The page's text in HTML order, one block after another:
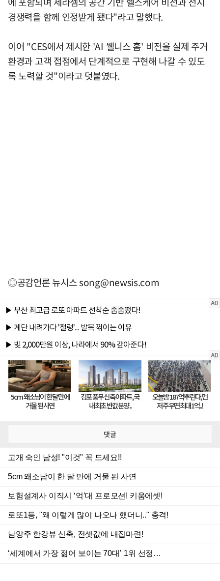
경쟁력을 함께 인정받게 됐다"라고 말했다.
이어 "CES에서 제시한 'AI 웰니스 홈' 비전을 실제 주거
환경과 고객 접점에서 단계적으로 구현해 나갈 수 있도
록 노력할 것"이라고 덧붙였다.
◎공감언론 뉴시스song@newsis.com
댓글